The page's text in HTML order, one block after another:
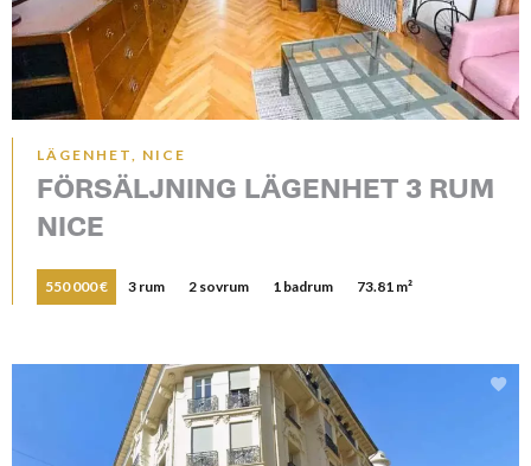
LÄGENHET, NICE
FÖRSÄLJNING LÄGENHET 3 RUM
NICE
550 000 € 3 rum 2 sovrum 1 badrum 73.81 m²